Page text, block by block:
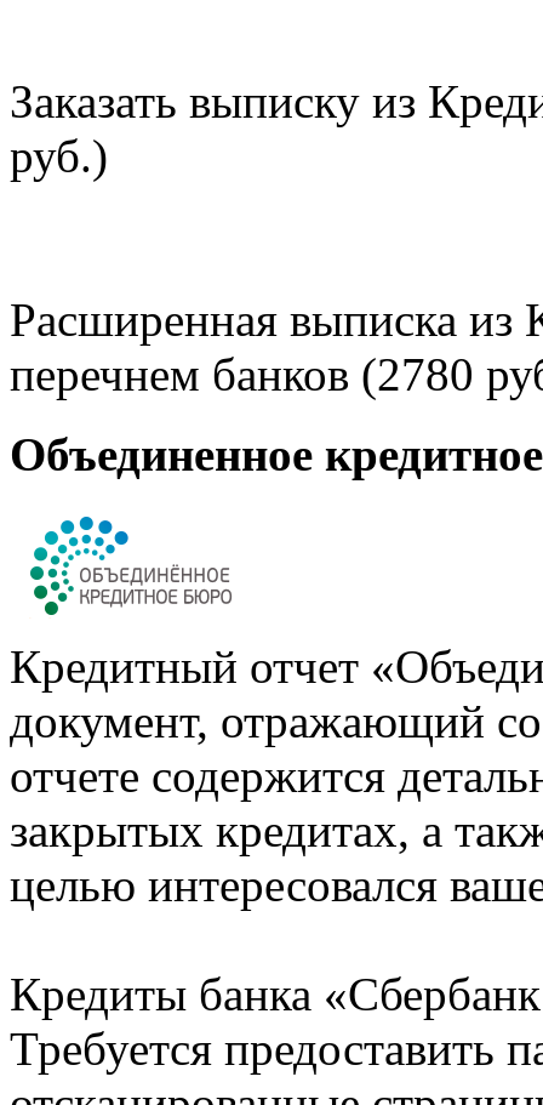
Заказать выписку из
руб.)
Расширенная выписка из
перечнем банков (2780
Объединенное
Кредитный отчет
документ, отражающий
отчете содержится
закрытых кредитах, а
целью интересовался
Кредиты банка
Требуется предоставить